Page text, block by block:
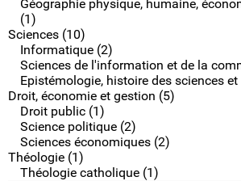
Géographie physique, humaine,
(1)
Sciences (10)
Informatique (2)
Sciences de l'information et de la
Epistémologie, histoire des sciences
Droit, économie et gestion (5)
Droit public (1)
Science politique (2)
Sciences économiques (2)
Théologie (1)
Théologie catholique (1)